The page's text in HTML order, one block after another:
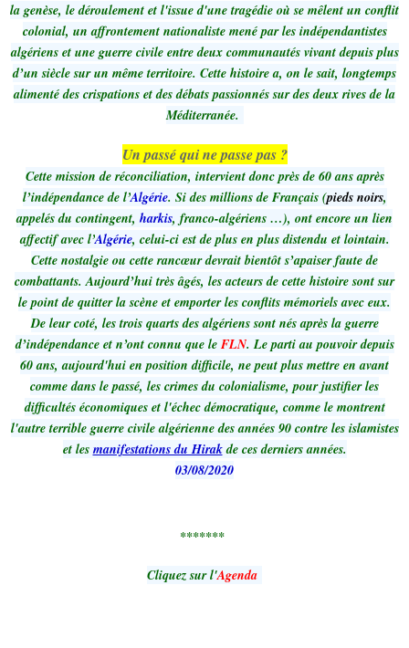
la genèse, le déroulement et l'issue d'une tragédie où se mêlent un conflit
colonial, un affrontement nationaliste mené par les indépendantistes
algériens et une guerre civile entre deux communautés vivant depuis plus
d’un siècle sur un même territoire. Cette histoire a, on le sait, longtemps
alimenté des crispations et des débats passionnés sur des deux rives de la
Méditerranée.
Un passé qui ne passe pas ?
Cette mission de réconciliation, intervient donc près de 60 ans après
l’indépendance de l’Algérie. Si des millions de Français (pieds noirs,
appelés du contingent, harkis, franco-algériens …), ont encore un lien
affectif avec l’Algérie, celui-ci est de plus en plus distendu et lointain.
Cette nostalgie ou cette rancœur devrait bientôt s’apaiser faute de
combattants. Aujourd’hui très âgés, les acteurs de cette histoire sont sur
le point de quitter la scène et emporter les conflits mémoriels avec eux.
De leur coté, les trois quarts des algériens sont nés après la guerre
d’indépendance et n’ont connu que le FLN. Le parti au pouvoir depuis
60 ans, aujourd'hui en position difficile, ne peut plus mettre en avant
comme dans le passé, les crimes du colonialisme, pour justifier les
difficultés économiques et l'échec démocratique, comme le montrent
l'autre terrible guerre civile algérienne des années 90 contre les islamistes
et les manifestations du Hirak de ces derniers années.
03/08/2020
*******
Cliquez sur l'Agenda